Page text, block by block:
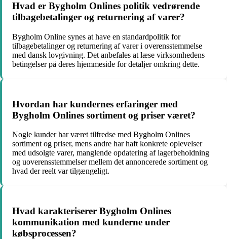
Hvad er Bygholm Onlines politik vedrørende
tilbagebetalinger og returnering af varer?
Bygholm Online synes at have en standardpolitik for
tilbagebetalinger og returnering af varer i overensstemmelse
med dansk lovgivning. Det anbefales at læse virksomhedens
betingelser på deres hjemmeside for detaljer omkring dette.
Hvordan har kundernes erfaringer med
Bygholm Onlines sortiment og priser været?
Nogle kunder har været tilfredse med Bygholm Onlines
sortiment og priser, mens andre har haft konkrete oplevelser
med udsolgte varer, manglende opdatering af lagerbeholdning
og uoverensstemmelser mellem det annoncerede sortiment og
hvad der reelt var tilgængeligt.
Hvad karakteriserer Bygholm Onlines
kommunikation med kunderne under
købsprocessen?